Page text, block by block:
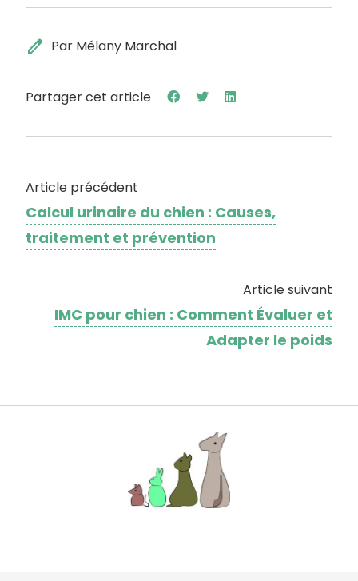
edit Par Mélany Marchal
Partager cet article
Article précédent
Calcul urinaire du chien : Causes,
traitement et prévention
Article suivant
IMC pour chien : Comment Évaluer et
Adapter le poids